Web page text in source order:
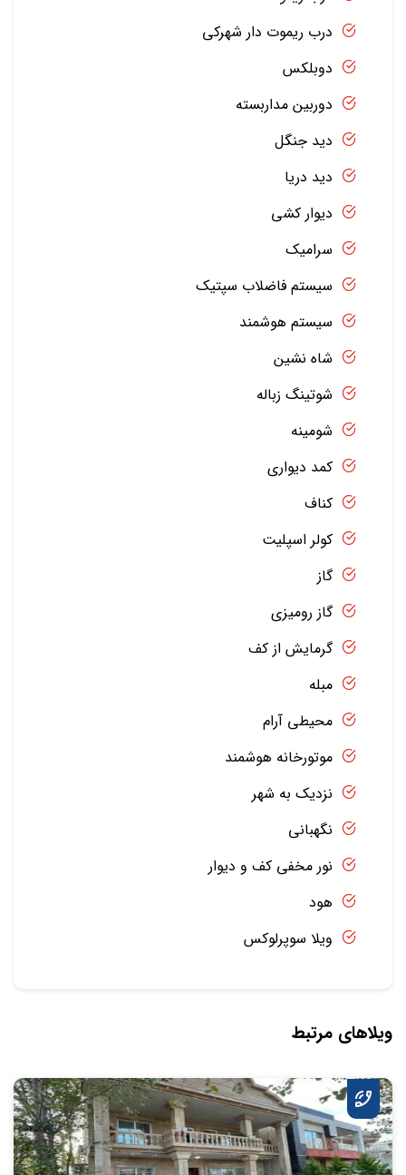
درب ریموت دار شهرکی
دوبلکس
دوربین مداربسته
دید جنگل
دید دریا
دیوار کشی
سرامیک
سیستم فاضلاب سپتیک
سیستم هوشمند
شاه نشین
شوتینگ زباله
شومینه
کمد دیواری
کناف
کولر اسپلیت
گاز
گاز رومیزی
گرمایش از کف
مبله
محیطی آرام
موتورخانه هوشمند
نزدیک به شهر
نگهبانی
نور مخفی کف و دیوار
هود
ویلا سوپرلوکس
ویلاهای مرتبط